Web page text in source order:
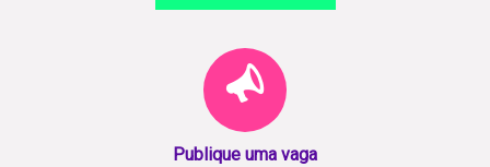
Publique uma vaga